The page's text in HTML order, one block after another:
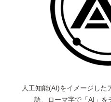
人工知能(AI)をイメージした
語、ローマ字で「AI」を